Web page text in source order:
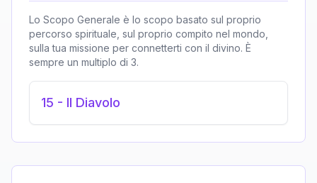
Lo Scopo Generale è lo scopo basato sul proprio
percorso spirituale, sul proprio compito nel mondo,
sulla tua missione per connetterti con il divino. È
sempre un multiplo di 3.
15 - Il Diavolo